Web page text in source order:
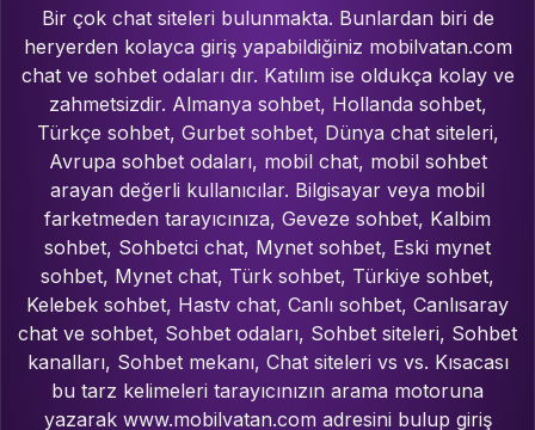
Bir çok chat siteleri bulunmakta. Bunlardan biri de
heryerden kolayca giriş yapabildiğiniz mobilvatan.com
chat ve sohbet odaları dır. Katılım ise oldukça kolay ve
zahmetsizdir. Almanya sohbet, Hollanda sohbet,
Türkçe sohbet, Gurbet sohbet, Dünya chat siteleri,
Avrupa sohbet odaları, mobil chat, mobil sohbet
arayan değerli kullanıcılar. Bilgisayar veya mobil
farketmeden tarayıcınıza, Geveze sohbet, Kalbim
sohbet, Sohbetci chat, Mynet sohbet, Eski mynet
sohbet, Mynet chat, Türk sohbet, Türkiye sohbet,
Kelebek sohbet, Hastv chat, Canlı sohbet, Canlısaray
chat ve sohbet, Sohbet odaları, Sohbet siteleri, Sohbet
kanalları, Sohbet mekanı, Chat siteleri vs vs. Kısacası
bu tarz kelimeleri tarayıcınızın arama motoruna
yazarak www.mobilvatan.com adresini bulup giriş